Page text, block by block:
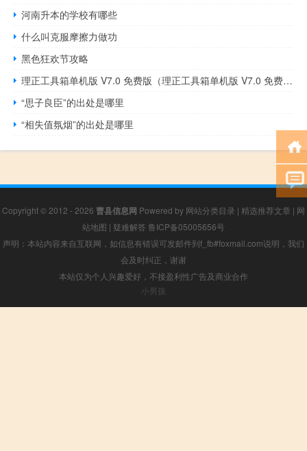
河南升本的学校有哪些
什么叫克服摩擦力做功
黑色狂欢节攻略
理正工具箱单机版 V7.0 免费版（理正工具箱单机版 V7.0 免费版功能简介）
“思子良臣”的出处是哪里
“相失值氛烟”的出处是哪里
Copyright © 2012 - 2026 曹县信息网 Powered by 网站分类目录 | 精选推荐文章 | 网
站地图 | 疑难解答 鲁ICP备05005656号
声明：本站内容来自互联网，如信息有错误可发邮件到f_fb#foxmail.com说明，我们
会及时纠正，谢谢
本站仅为个人兴趣爱好，不接盈利性广告及商业合作
小男孩